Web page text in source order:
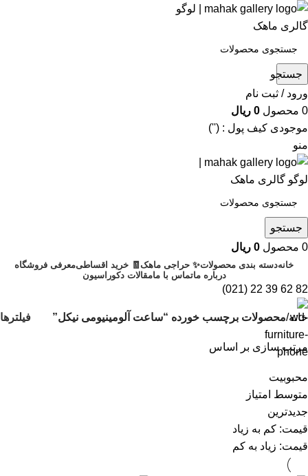
جستجو
ورود / ثبت نام
0 محصول 0 ریال
موجودی کیف پول : ('')
منو
جستجو
0 محصول 0 ریال
خانهدسته بندی محصولات✨ حراجی ماهک 🧾 خرید اقساطیمعرفی فروشگاه
درباره ماتماس با مامقالات دکوراسیون
82 62 39 22 (021)
خانه محصولات برچسب خورده “ساعت آلومینیومی نیکل” فیلترها
مرتب سازی بر اساس
محبوبیت
متوسط امتیاز
جدیدترین
قیمت: کم به زیاد
قیمت: زیاد به کم